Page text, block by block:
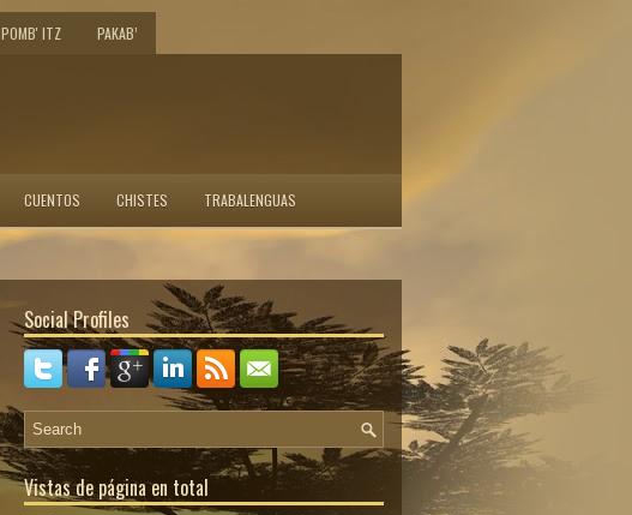
POMB' ITZ PAKAB’
CUENTOS CHISTES TRABALENGUAS
Social Profiles
Vistas de página en total